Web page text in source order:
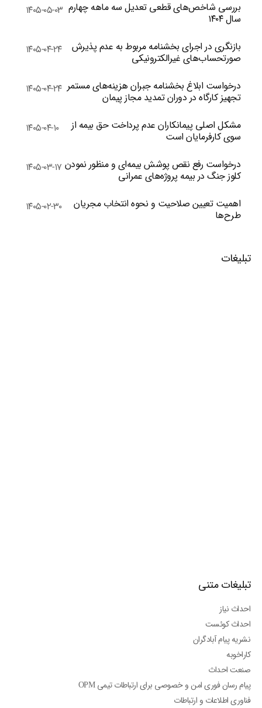
بررسی شاخص‌های قطعی تعدیل سه ماهه چهارم
سال ۱۴۰۴
۱۴۰۵-۰۵-۰۳
بازنگری در اجرای بخشنامه مربوط به عدم پذیرش
صورتحساب‌های غیرالکترونیکی
۱۴۰۵-۰۴-۲۴
درخواست ابلاغ بخشنامه جبران هزینه‌های مستمر
تجهیز کارگاه در دوران تمدید مجاز پیمان
۱۴۰۵-۰۴-۲۴
مشکل اصلی پیمانکاران عدم پرداخت حق بیمه از
سوی کارفرمایان است
۱۴۰۵-۰۴-۱۰
درخواست رفع نقص پوشش بیمه‌ای و منظور نمودن
کلوز جنگ در بیمه پروژه‌های عمرانی
۱۴۰۵-۰۳-۱۷
اهمیت تعیین صلاحیت و نحوه انتخاب مجریان
طرح‌ها
۱۴۰۵-۰۲-۳۰
تبلیغات
تبلیغات متنی
احداث نیاز
احداث کوئست
نشریه پیام آبادگران
کاراخوبه
صنعت احداث
پیام رسان فوری امن و خصوصی برای ارتباطات تیمی OPM
فناوری اطلاعات و ارتباطات